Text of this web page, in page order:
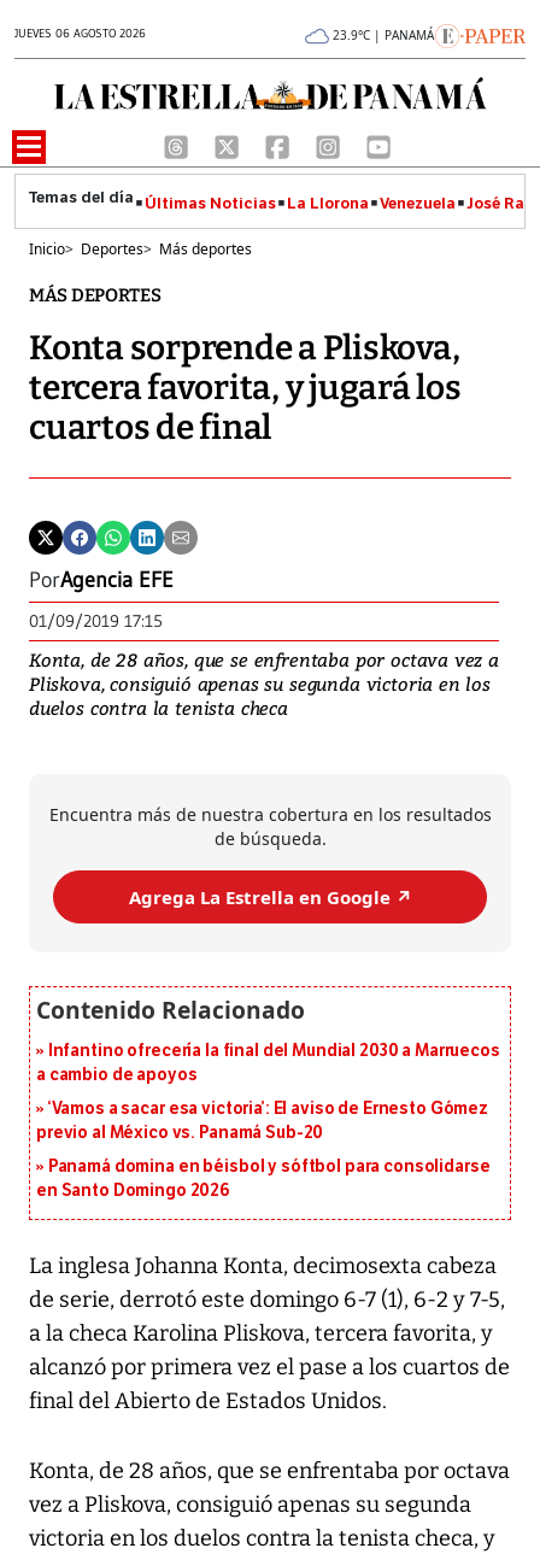
JUEVES 06 AGOSTO 2026 23.9°C | PANAMÁ
Últimas Noticias La Llorona Venezuela José
Inicio> Deportes> Más deportes
MÁS DEPORTES
Konta sorprende a Pliskova,
tercera favorita, y jugará los
cuartos de final
PorAgencia EFE
01/09/2019 17:15
Konta, de 28 años, que se enfrentaba por octava vez a
Pliskova, consiguió apenas su segunda victoria en los
duelos contra la tenista checa
Encuentra más de nuestra cobertura en los resultados
de búsqueda.
Agrega La Estrella en Google ↗️
Infantino ofrecería la final del Mundial 2030 a Marruecos
a cambio de apoyos
‘Vamos a sacar esa victoria’: El aviso de Ernesto Gómez
previo al México vs. Panamá Sub-20
Panamá domina en béisbol y sóftbol para consolidarse
en Santo Domingo 2026
La inglesa Johanna Konta, decimosexta cabeza
de serie, derrotó este domingo 6-7 (1), 6-2 y 7-5,
a la checa Karolina Pliskova, tercera favorita, y
alcanzó por primera vez el pase a los cuartos de
final del Abierto de Estados Unidos.
Konta, de 28 años, que se enfrentaba por octava
vez a Pliskova, consiguió apenas su segunda
victoria en los duelos contra la tenista checa, y